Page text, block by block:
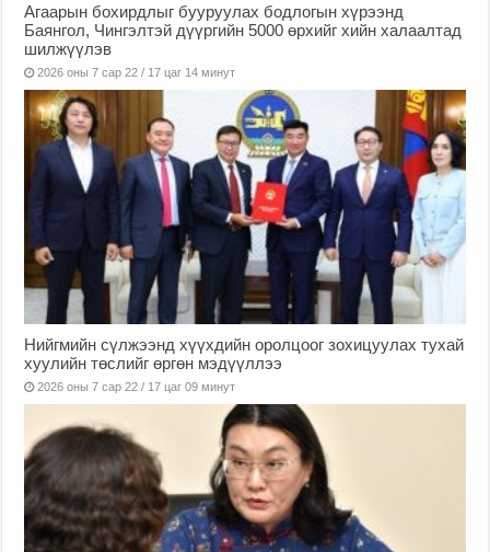
Агаарын бохирдлыг бууруулах бодлогын хүрээнд
Баянгол, Чингэлтэй дүүргийн 5000 өрхийг хийн халаалтад
шилжүүлэв
2026 оны 7 сар 22 / 17 цаг 14 минут
Нийгмийн сүлжээнд хүүхдийн оролцоог зохицуулах тухай
хуулийн төслийг өргөн мэдүүллээ
2026 оны 7 сар 22 / 17 цаг 09 минут